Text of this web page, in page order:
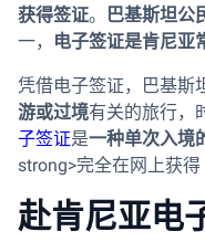
获得签证。 巴基斯坦公
一，
电子签证是肯尼亚
凭借电子签证，巴基斯
游或过境有关的旅行，
子签证是一种单次入境
strong>完全在网上获得
赴肯尼亚电